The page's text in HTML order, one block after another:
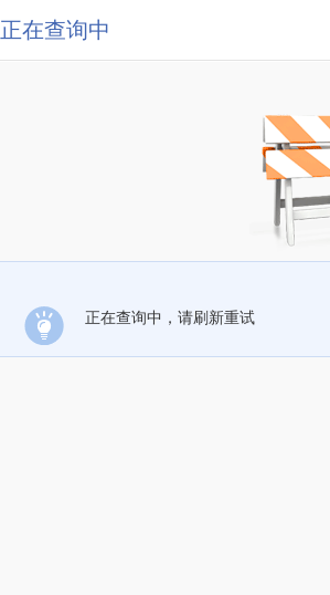
正在查询中
正在查询中，请刷新重试